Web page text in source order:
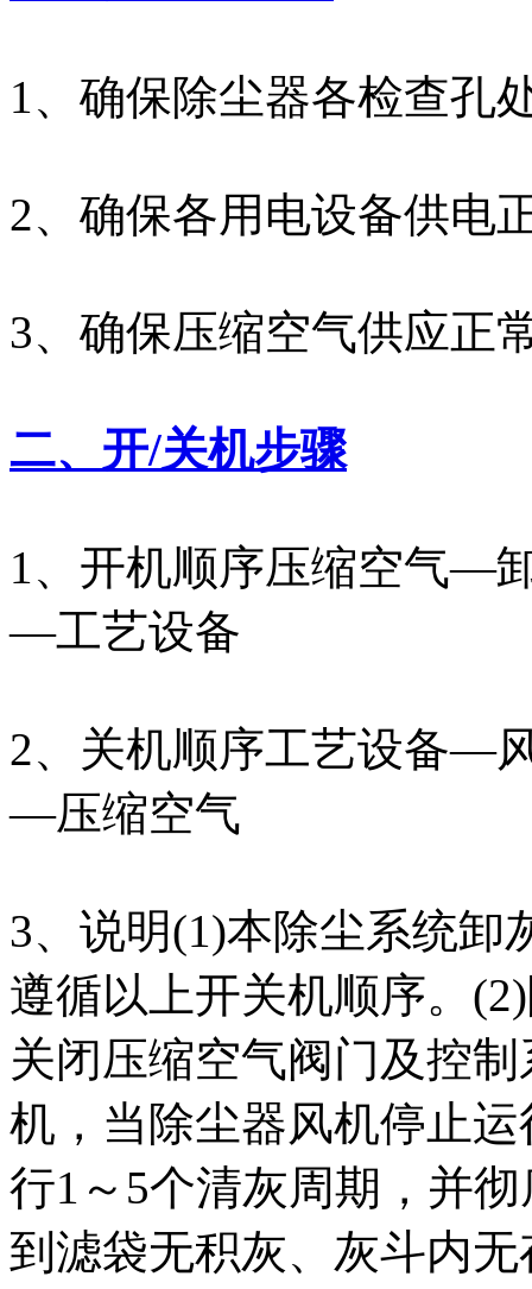
1、确保除尘器各检查孔
2、确保各用电设备供电
3、确保压缩空气供应正
二、开/关机步骤
1、开机顺序压缩空气—
—工艺设备
2、关机顺序工艺设备—
—压缩空气
3、说明(1)本除尘系统卸
遵循以上开关机顺序。
关闭压缩空气阀门及控
机，当除尘器风机停止
行1～5个清灰周期，并
到滤袋无积灰、灰斗内